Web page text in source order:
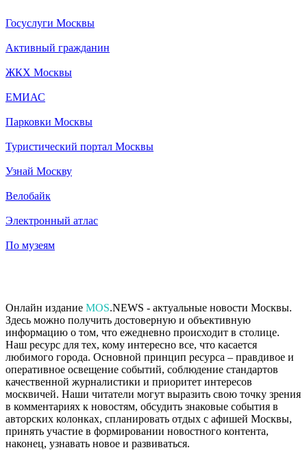
Госуслуги Москвы
Активный гражданин
ЖКХ Москвы
ЕМИАС
Парковки Москвы
Туристический портал Москвы
Узнай Москву
Велобайк
Электронный атлас
По музеям
Онлайн издание MOS.NEWS - актуальные новости Москвы.
Здесь можно получить достоверную и объективную
информацию о том, что ежедневно происходит в столице.
Наш ресурс для тех, кому интересно все, что касается
любимого города. Основной принцип ресурса – правдивое и
оперативное освещение событий, соблюдение стандартов
качественной журналистики и приоритет интересов
москвичей. Наши читатели могут выразить свою точку зрения
в комментариях к новостям, обсудить знаковые события в
авторских колонках, спланировать отдых с афишей Москвы,
принять участие в формировании новостного контента,
наконец, узнавать новое и развиваться.